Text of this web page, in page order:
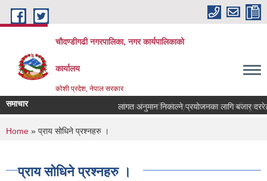
Skip to main content
चौदण्डीगढी नगरपालिका, नगर कार्यपालिकाको
कार्यालय
कोशी प्रदेश, नेपाल सरकार
समाचार खोपकर्ता (भ्याक्सिनेटर) आवश्यकता सम्वन्धी सूचना।
You are here
Home » प्राय सोधिने प्रश्नहरु ।
प्राय सोधिने प्रश्नहरु ।